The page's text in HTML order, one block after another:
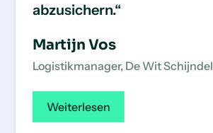
abzusichern.“
Martijn Vos
Logistikmanager, De Wit Schijndel
Weiterlesen